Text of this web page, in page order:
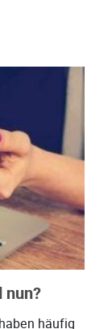
nun?
häufig